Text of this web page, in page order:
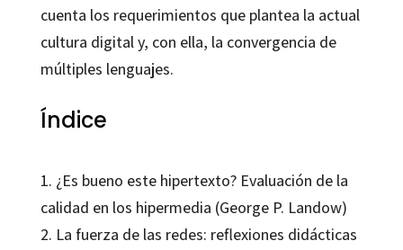
cuenta los requerimientos que plantea la actual
cultura digital y, con ella, la convergencia de
múltiples lenguajes.
Índice
1. ¿Es bueno este hipertexto? Evaluación de la
calidad en los hipermedia (George P. Landow)
2. La fuerza de las redes: reflexiones didácticas